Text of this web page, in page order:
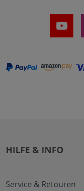
HILFE & INFO
Service & Retouren